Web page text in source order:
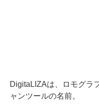
DigitaLIZAは、ロモグラ
ャンツールの名前。